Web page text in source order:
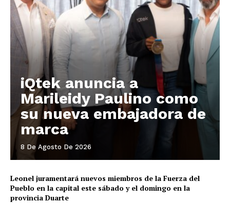
iQtek anuncia a
Marileidy Paulino como
su nueva embajadora de
marca
8 De Agosto De 2026
Leonel juramentará nuevos miembros de la Fuerza del
Pueblo en la capital este sábado y el domingo en la
provincia Duarte